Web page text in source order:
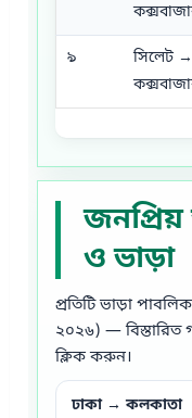
৯
সিলেট →
জনপ্রিয়
ও ভাড়া
প্রতিটি ভাড়া
২০২৬) —
ক্লিক করুন।
ঢাকা → কলকাতা